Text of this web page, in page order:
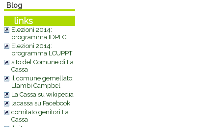
Blog
links
Elezioni 2014:
programma IDPLC
Elezioni 2014:
programma LCUPPT
sito del Comune di La
Cassa
il comune gemellato:
Llambi Campbel
La Cassa su wikipedia
lacassa su Facebook
comitato genitori La
Cassa